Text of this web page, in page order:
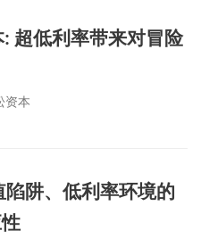
超低利率带来对冒险
资本
阱、低利率环境的